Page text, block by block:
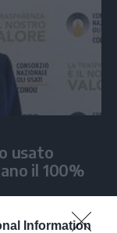
Information
usato
il 100%